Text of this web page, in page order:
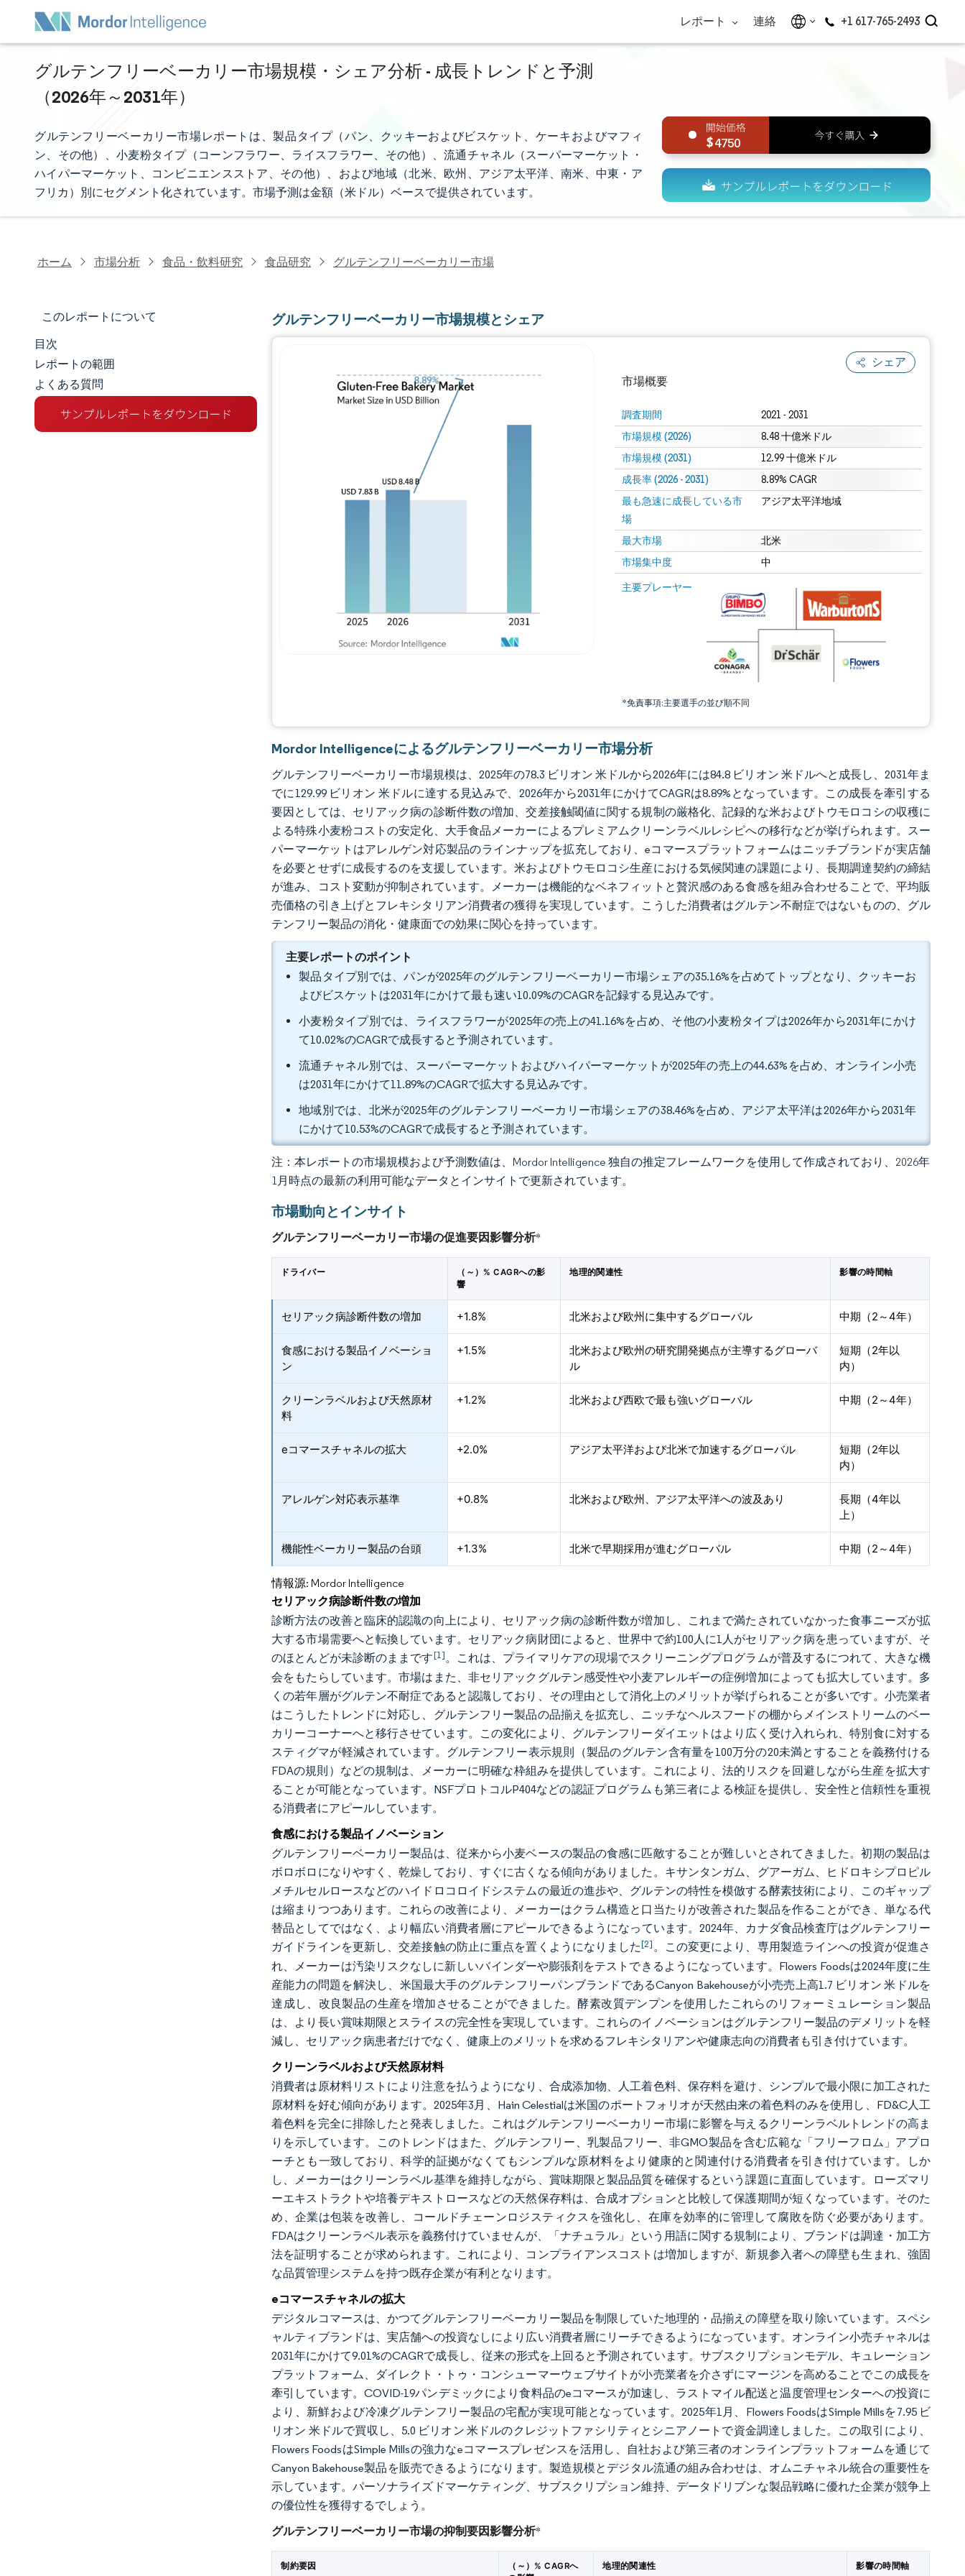
レポート 連絡 +1 617-765-2493
グルテンフリーベーカリー市場規模・シェア分析 - 成長トレンドと予測
（2026年～2031年）
グルテンフリーベーカリー市場レポートは、製品タイプ（パン、クッキーおよびビスケット、ケーキおよびマフィ
ン、その他）、小麦粉タイプ（コーンフラワー、ライスフラワー、その他）、流通チャネル（スーパーマーケット・
ハイパーマーケット、コンビニエンスストア、その他）、および地域（北米、欧州、アジア太平洋、南米、中東・ア
フリカ）別にセグメント化されています。市場予測は金額（米ドル）ベースで提供されています。
4750
ホーム 市場分析 食品・飲料研究 食品研究 グルテンフリーベーカリー市場
このレポートについて
市場規模とシェア
市場分析
トレンドとインサイト
目次
レポートの範囲
よくある質問
グルテンフリーベーカリー市場規模とシェア
シェア
市場概要
調査期間 2021 - 2031
市場規模 (2026) 8.48 十億米ドル
市場規模 (2031) 12.99 十億米ドル
成長率 (2026 - 2031) 8.89% CAGR
最も急速に成長している市
場
アジア太平洋地域
最大市場 北米
市場集中度 中
主要プレーヤー
*免責事項:主要選手の並び順不同
画像 © Mordor Intelligence。再利用にはCC BY 4.0の表示が必要です。
画像 © Mordor Intelligence。再利用にはCC BY 4.0の表示が必要です。
Mordor Intelligenceによるグルテンフリーベーカリー市場分析
グルテンフリーベーカリー市場規模は、2025年の78.3 ビリオン 米ドルから2026年には84.8 ビリオン 米ドルへと成長し、2031年ま
でに129.99 ビリオン 米ドルに達する見込みで、2026年から2031年にかけてCAGRは8.89%となっています。この成長を牽引する
要因としては、セリアック病の診断件数の増加、交差接触閾値に関する規制の厳格化、記録的な米およびトウモロコシの収穫に
よる特殊小麦粉コストの安定化、大手食品メーカーによるプレミアムクリーンラベルレシピへの移行などが挙げられます。スー
パーマーケットはアレルゲン対応製品のラインナップを拡充しており、eコマースプラットフォームはニッチブランドが実店舗
を必要とせずに成長するのを支援しています。米およびトウモロコシ生産における気候関連の課題により、長期調達契約の締結
が進み、コスト変動が抑制されています。メーカーは機能的なベネフィットと贅沢感のある食感を組み合わせることで、平均販
売価格の引き上げとフレキシタリアン消費者の獲得を実現しています。こうした消費者はグルテン不耐症ではないものの、グル
テンフリー製品の消化・健康面での効果に関心を持っています。
主要レポートのポイント
製品タイプ別では、パンが2025年のグルテンフリーベーカリー市場シェアの35.16%を占めてトップとなり、クッキーお
よびビスケットは2031年にかけて最も速い10.09%のCAGRを記録する見込みです。
小麦粉タイプ別では、ライスフラワーが2025年の売上の41.16%を占め、そ他の小麦粉タイプは2026年から2031年にかけ
て10.02%のCAGRで成長すると予測されています。
流通チャネル別では、スーパーマーケットおよびハイパーマーケットが2025年の売上の44.63%を占め、オンライン小売
は2031年にかけて11.89%のCAGRで拡大する見込みです。
地域別では、北米が2025年のグルテンフリーベーカリー市場シェアの38.46%を占め、アジア太平洋は2026年から2031年
にかけて10.53%のCAGRで成長すると予測されています。
注：本レポートの市場規模および予測数値は、Mordor Intelligence 独自の推定フレームワークを使用して作成されており、2026年
1月時点の最新の利用可能なデータとインサイトで更新されています。
市場動向とインサイト
グルテンフリーベーカリー市場の促進要因影響分析*
ドライバー
（～）% CAGRへの影
響
地理的関連性 影響の時間軸
セリアック病診断件数の増加 +1.8% 北米および欧州に集中するグローバル 中期（2～4年）
食感における製品イノベーショ
ン
+1.5%
北米および欧州の研究開発拠点が主導するグローバ
ル
短期（2年以
内）
クリーンラベルおよび天然原材
料
+1.2% 北米および西欧で最も強いグローバル 中期（2～4年）
eコマースチャネルの拡大 +2.0% アジア太平洋および北米で加速するグローバル
短期（2年以
内）
アレルゲン対応表示基準 +0.8% 北米および欧州、アジア太平洋への波及あり
長期（4年以
上）
機能性ベーカリー製品の台頭 +1.3% 北米で早期採用が進むグローバル 中期（2～4年）
情報源: Mordor Intelligence
セリアック病診断件数の増加
診断方法の改善と臨床的認識の向上により、セリアック病の診断件数が増加し、これまで満たされていなかった食事ニーズが拡
大する市場需要へと転換しています。セリアック病財団によると、世界中で約100人に1人がセリアック病を患っていますが、そ
のほとんどが未診断のままです[1]。これは、プライマリケアの現場でスクリーニングプログラムが普及するにつれて、大きな機
会をもたらしています。市場はまた、非セリアックグルテン感受性や小麦アレルギーの症例増加によっても拡大しています。多
くの若年層がグルテン不耐症であると認識しており、その理由として消化上のメリットが挙げられることが多いです。小売業者
はこうしたトレンドに対応し、グルテンフリー製品の品揃えを拡充し、ニッチなヘルスフードの棚からメインストリームのベー
カリーコーナーへと移行させています。この変化により、グルテンフリーダイエットはより広く受け入れられ、特別食に対する
スティグマが軽減されています。グルテンフリー表示規則（製品のグルテン含有量を100万分の20未満とすることを義務付ける
FDAの規則）などの規制は、メーカーに明確な枠組みを提供しています。これにより、法的リスクを回避しながら生産を拡大す
ることが可能となっています。NSFプロトコルP404などの認証プログラムも第三者による検証を提供し、安全性と信頼性を重視
る消費者にアピールしています。
食感における製品イノベーション
グルテンフリーベーカリー製品は、従来から小麦ベースの製品の食感に匹敵することが難しいとされてきました。初期の製品は
ボロボロになりやすく、乾燥しており、すぐに古くなる傾向がありました。キサンタンガム、グアーガム、ヒドロキシプロピル
メチルセルロースなどのハイドロコロイドシステムの最近の進歩や、グルテンの特性を模倣する酵素技術により、このギャップ
は縮まりつつあります。これらの改善により、メーカーはクラム構造と口当たりが改善された製品を作ることができ、単なる代
替品としてではなく、より幅広い消費者層にアピールできるようになっています。2024年、カナダ食品検査庁はグルテンフリー
ガイドラインを更新し、交差接触の防止に重点を置くようになりました[2]。この変更により、専用製造ラインへの投資が促進さ
れ、メーカーは汚染リスクなしに新しいバインダーや膨張剤をテストできるようになっています。Flowers Foodsは2024年度に生
産能力の問題を解決し、米国最大手のグルテンフリーパンブランドであるCanyon Bakehouseが小売売上高1.7 ビリオン 米ドルを
達成し、改良製品の生産を増加させることができました。酵素改質デンプンを使用したこれらのリフォーミュレーション製品
は、より長い賞味期限とスライスの完全性を実現しています。これらのイノベーションはグルテンフリー製品のデメリットを軽
減し、セリアック病患者だけでなく、健康上のメリットを求めるフレキシタリアンや健康志向の消費者も引き付けています。
クリーンラベルおよび天然原材料
消費者は原材料リストにより注意を払うようになり、合成添加物、人工着色料、保存料を避け、シンプルで最小限に加工された
原材料を好む傾向があります。2025年3月、Hain Celestialは米国のポートフォリオが天然由来の着色料のみを使用し、FD&C人工
着色料を完全に排除したと発表しました。これはグルテンフリーベーカリー市場に影響を与えるクリーンラベルトレンドの高ま
りを示しています。このトレンドはまた、グルテンフリー、乳製品フリー、非GMO製品を含む広範な「フリーフロム」アプロ
ーチとも一致しており、科学的証拠がなくてもシンプルな原材料をより健康的と関連付ける消費者を引き付けています。しか
し、メーカーはクリーンラベル基準を維持しながら、賞味期限と製品品質を確保するという課題に直面しています。ローズマリ
ーエキストラクトや培養デキストロースなどの天然保存料は、合成オプションと比較して保護期間が短くなっています。そのた
め、企業は包装を改善し、コールドチェーンロジスティクスを強化し、在庫を効率的に管理して腐敗を防ぐ必要があります。
FDAはクリーンラベル表示を義務付けていませんが、「ナチュラル」という用語に関する規制により、ブランドは調達・加工方
法を証明することが求められます。これにより、コンプライアンスコストは増加しますが、新規参入者への障壁も生まれ、強固
な品質管理システムを持つ既存企業が有利となります。
eコマースチャネルの拡大
デジタルコマースは、かつてグルテンフリーベーカリー製品を制限していた地理的・品揃えの障壁を取り除いています。スペシ
ャルティブランドは、実店舗への投資なしにより広い消費者層にリーチできるようになっています。オンライン小売チャネルは
2031年にかけて9.01%のCAGRで成長し、従来の形式を上回ると予測されています。サブスクリプションモデル、キュレーション
プラットフォーム、ダイレクト・トゥ・コンシューマーウェブサイトが小売業者を介さずにマージンを高めることでこの成長を
牽引しています。COVID-19パンデミックにより食料品のeコマースが加速し、ラストマイル配送と温度管理センターへの投資に
より、新鮮および冷凍グルテンフリー製品の宅配が実現可能となっています。2025年1月、Flowers FoodsはSimple Millsを7.95 ビ
リオン 米ドルで買収し、5.0 ビリオン 米ドルのクレジットファシリティとシニアノートで資金調達しました。この取引により、
Flowers FoodsはSimple Millsの強力なeコマースプレゼンスを活用し、自社および第三者のオンラインプラットフォームを通じて
Canyon Bakehouse製品を販売できるようになります。製造規模とデジタル流通の組み合わせは、オムニチャネル統合の重要性を
示しています。パーソナライズドマーケティング、サブスクリプション維持、データドリブンな製品戦略に優れた企業が競争上
の優位性を獲得するでしょう。
グルテンフリーベーカリー市場の抑制要因影響分析*
制約要因
（～）% CAGRへ
地理的関連性 影響の時間軸